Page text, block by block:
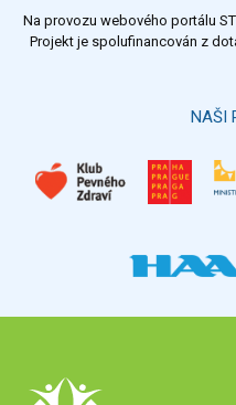
Na provozu webového portálu
Projekt je spolufinancován z
NAŠI